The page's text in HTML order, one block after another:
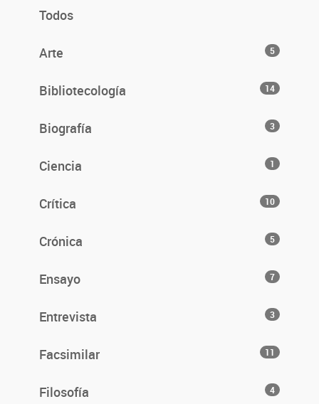
Todos
Arte 5
Bibliotecología 14
Biografía 3
Ciencia 1
Crítica 10
Crónica 5
Ensayo 7
Entrevista 3
Facsimilar 11
Filosofía 4